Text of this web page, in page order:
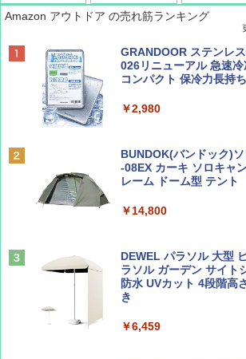
BE-PAL(ビ-パル) 2026
SOTO ミニマル"旅"財
ディズニーファン ２
誌] (ＤＩＳＮＥＹ ＦＡ
山と溪谷 2026年8月号
￥1,540
D40 地球の歩き方 チェ
力的な町 2026～2027 地
地球の歩き方 スター・
￥2,695
僕が見た未来【完全版】
￥0
[キャンパーズコレクシ
プテント 傘みたいに広
ッとサンシェード キュ
&ハイキング カーキ
PYKES PEAK (パイクス
人用 折りたたみ 防災グ
￥4,980
テント ワンタッチ
Amazon アウトドア の売れ筋ランキング
GRANDOOR ステンレ
026リニューアル 急速
コンパクト 保冷力長持ち
￥2,980
BUNDOK(バンドック)
-08EX カーキ ソロキャ
レーム ドーム型 テント
￥14,800
DEWEL パラソル 大型
ラソル ガーデン サイト
防水 UVカット 4段階高
き
￥6,459